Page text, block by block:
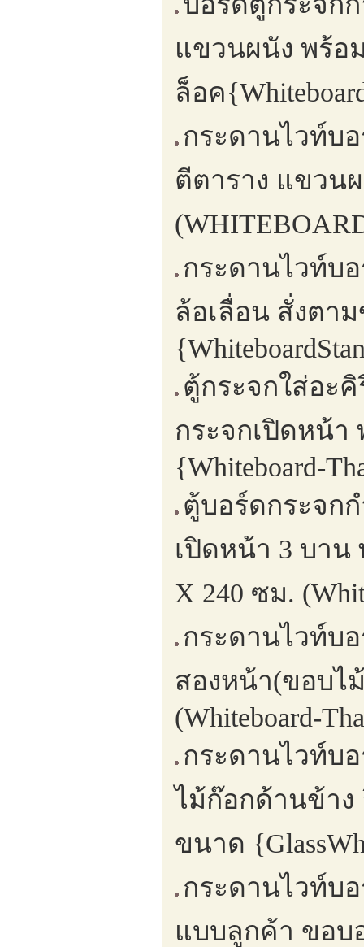
แขวนผนัง พร้อ
ล็อค
กระดานไวท์บ
ตีตาราง แขวน
กระดานไวท์บ
ล้อเลื่อน สั่งตา
ตู้กระจกใส่อะ
กระจกเปิดหน้
{Whiteboard-
ตู้บอร์ดกระจก
เปิดหน้า 3 บา
X 240 ซม.
กระดานไวท์บ
สองหน้า(ขอบไ
(Whiteboard-
กระดานไวท์บ
ไม้ก๊อกด้านข้า
ขนาด
กระดานไวท์บ
แบบลูกค้า ขอบ